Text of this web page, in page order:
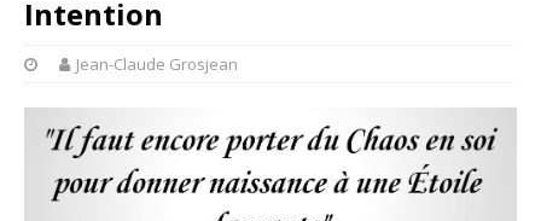
Intention
Jean-Claude Grosjean